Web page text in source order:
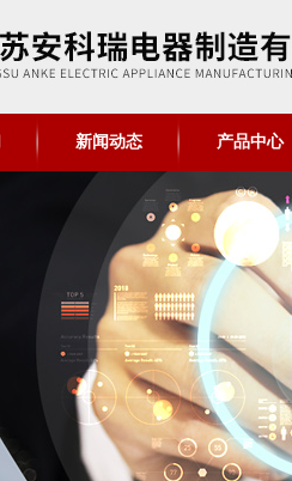
新闻动态 产品中心